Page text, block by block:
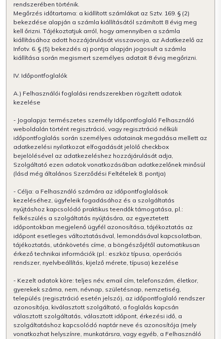
rendszerében történik.
Megőrzés időtartama: a kiállított számlákat az Sztv. 169. § (2)
bekezdése alapján a számla kiállításától számított 8 évig meg
kell őrizni. Tájékoztatjuk arról, hogy amennyiben a számla
kiállításához adott hozzájárulását visszavonja, az Adatkezelő az
Infotv. 6. § (5) bekezdés a) pontja alapján jogosult a számla
kiállítása során megismert személyes adatait 8 évig megőrizni.
IV. Időpontfoglalók
A.) Felhasználói foglalási rendszerekben rögzített adatok
kezelése
- Jogalapja: természetes személy Időpontfoglaló Felhasználó
weboldalán történt regisztráció, vagy regisztráció nélküli
időpontfoglalás során személyes adatainak megadása mellett az
adatkezelési nyilatkozat elfogadását jelölő checkbox
bejelölésével az adatkezeléshez hozzájárulását adja,
Szolgáltató ezen adatok vonatkozásában adatkezelőnek minősül
(lásd még általános Szerződési Feltételek 8. pontja)
- Célja: a Felhasználó számára az időpontfoglalások
kezeléséhez, ügyfeleik fogadásához és a szolgáltatás
nyújtáshoz kapcsolódó praktikus teendők támogatása, pl.:
felkészülés a szolgáltatás nyújtására, az egyeztetett
időpontokban megjelenő ügyfél azonosítása, tájékoztatás az
időpont esetleges változtatásával, lemondásával kapcsolatban,
tájékoztatás, utánkövetés címe, a böngészőjétől automatikusan
érkező technikai információk (pl.: eszköz típusa, operációs
rendszer, nyelvbeállítás, kijelző mérete, típusa) kezelése
- Kezelt adatok köre: teljes név, email cím, telefonszám, életkor,
gyerekek száma, nem, névnap, születésnap, nemzetiség,
település (regisztráció esetén jelszó), az időpontfoglaló rendszer
azonosítója, kiválasztott szolgáltató, a foglalás kapcsán
választott szolgáltatás, választott időpont, érkezési idő, a
szolgáltatáshoz kapcsolódó naptár neve és azonosítója (mely
vonatkozhat helyszínre, munkatársra, vagy egyéb, a Felhasználó